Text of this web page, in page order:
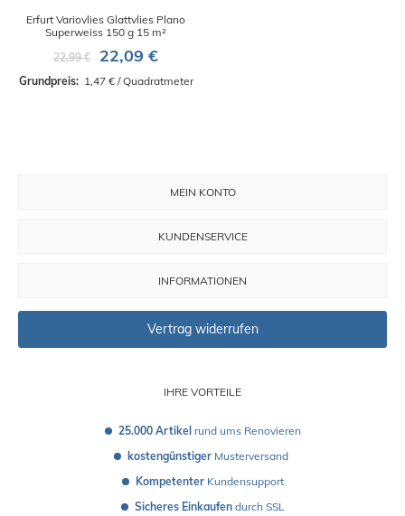
Erfurt Variovlies Glattvlies Plano
Superweiss 150 g 15 m²
22,99 €
22,09 €
Grundpreis: 1,47 € / Quadratmeter
IHRE VORTEILE
25.000 Artikel rund ums Renovieren
kostengünstiger Musterversand
Kompetenter Kundensupport
Sicheres Einkaufen durch SSL
MEIN KONTO
KUNDENSERVICE
INFORMATIONEN
Vertrag widerrufen